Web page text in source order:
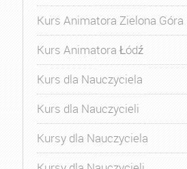
Kurs Animatora Zielona Góra
Kurs Animatora Łódź
Kurs dla Nauczyciela
Kurs dla Nauczycieli
Kursy dla Nauczyciela